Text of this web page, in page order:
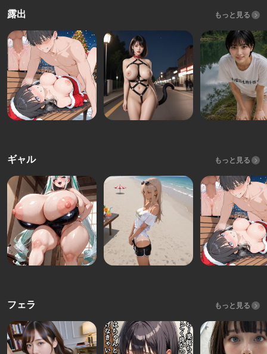
露出 もっと見る
ギャル もっと見る
フェラ もっと見る